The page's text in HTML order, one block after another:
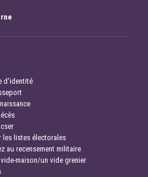
d'identité
les listes électorales
au recensement militaire
maison/un vide grenier